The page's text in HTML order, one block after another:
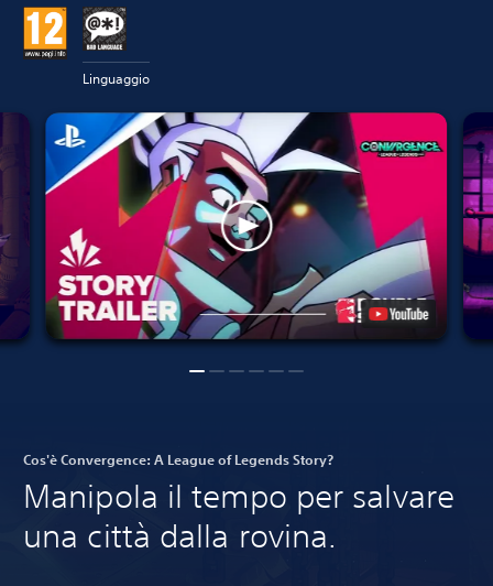
Linguaggio
Cos'è Convergence: A League of Legends Story?
Manipola il tempo per salvare
una città dalla rovina.